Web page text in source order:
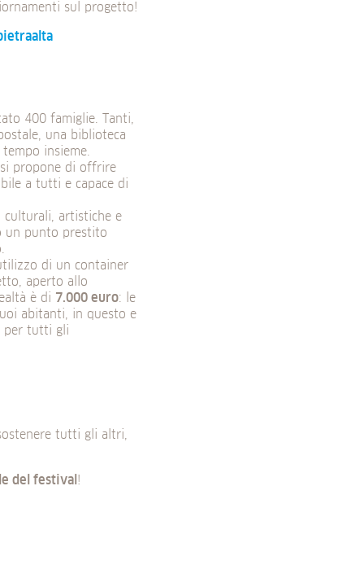
sul progetto!
400 famiglie. Tanti,
una biblioteca
insieme.
propone di offrire
a tutti e capace di
culturali, artistiche e
un punto prestito
di un container
aperto allo
è di 7.000 euro: le
abitanti, in questo e
per tutti gli
tutti gli altri,
del festival !